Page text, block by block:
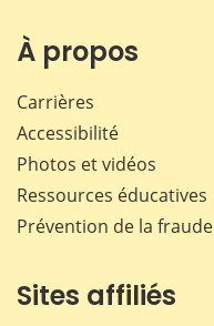
À propos
Carrières
Accessibilité
Photos et vidéos
Ressources éducatives
Prévention de la fraude
Sites affiliés